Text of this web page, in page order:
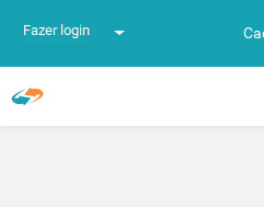
Fazer login